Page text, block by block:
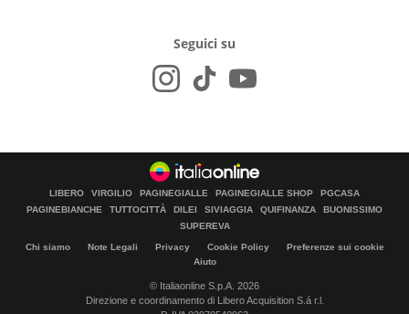
Seguici su
LIBERO VIRGILIO PAGINEGIALLE PAGINEGIALLE SHOP
PGCASA
PAGINEBIANCHE
TUTTOCITTÀ DILEI SIVIAGGIA QUIFINANZA
BUONISSIMO
SUPEREVA
Chi siamo Note Legali Privacy Cookie Policy
Preferenze sui cookie
Aiuto
© Italiaonline S.p.A. 2026
Direzione e coordinamento di Libero Acquisition S.á r.l.